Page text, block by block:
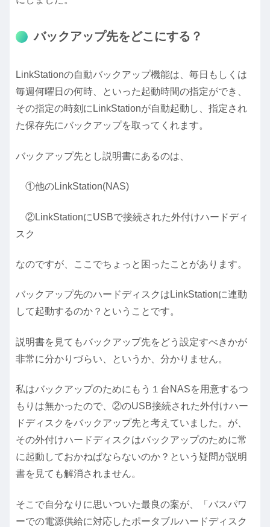
バックアップ先をどこにする？
LinkStationの自動バックアップ機能は、毎日もしくは
毎週何曜日の何時、といった起動時間の指定ができ、
その指定の時刻にLinkStationが自動起動し、指定され
た保存先にバックアップを取ってくれます。
バックアップ先とし説明書にあるのは、
①他のLinkStation(NAS)
②LinkStationにUSBで接続された外付けハードディ
スク
なのですが、ここでちょっと困ったことがあります。
バックアップ先のハードディスクはLinkStationに連動
して起動するのか？ということです。
説明書を見てもバックアップ先をどう設定すべきかが
非常に分かりづらい、というか、分かりません。
私はバックアップのためにもう１台NASを用意するつ
もりは無かったので、②のUSB接続された外付けハー
ドディスクをバックアップ先と考えていました。が、
その外付けハードディスクはバックアップのために常
に起動しておかねばならないのか？という疑問が説明
書を見ても解消されません。
そこで自分なりに思いついた最良の案が、「バスパワ
ーでの電源供給に対応したポータブルハードディスク